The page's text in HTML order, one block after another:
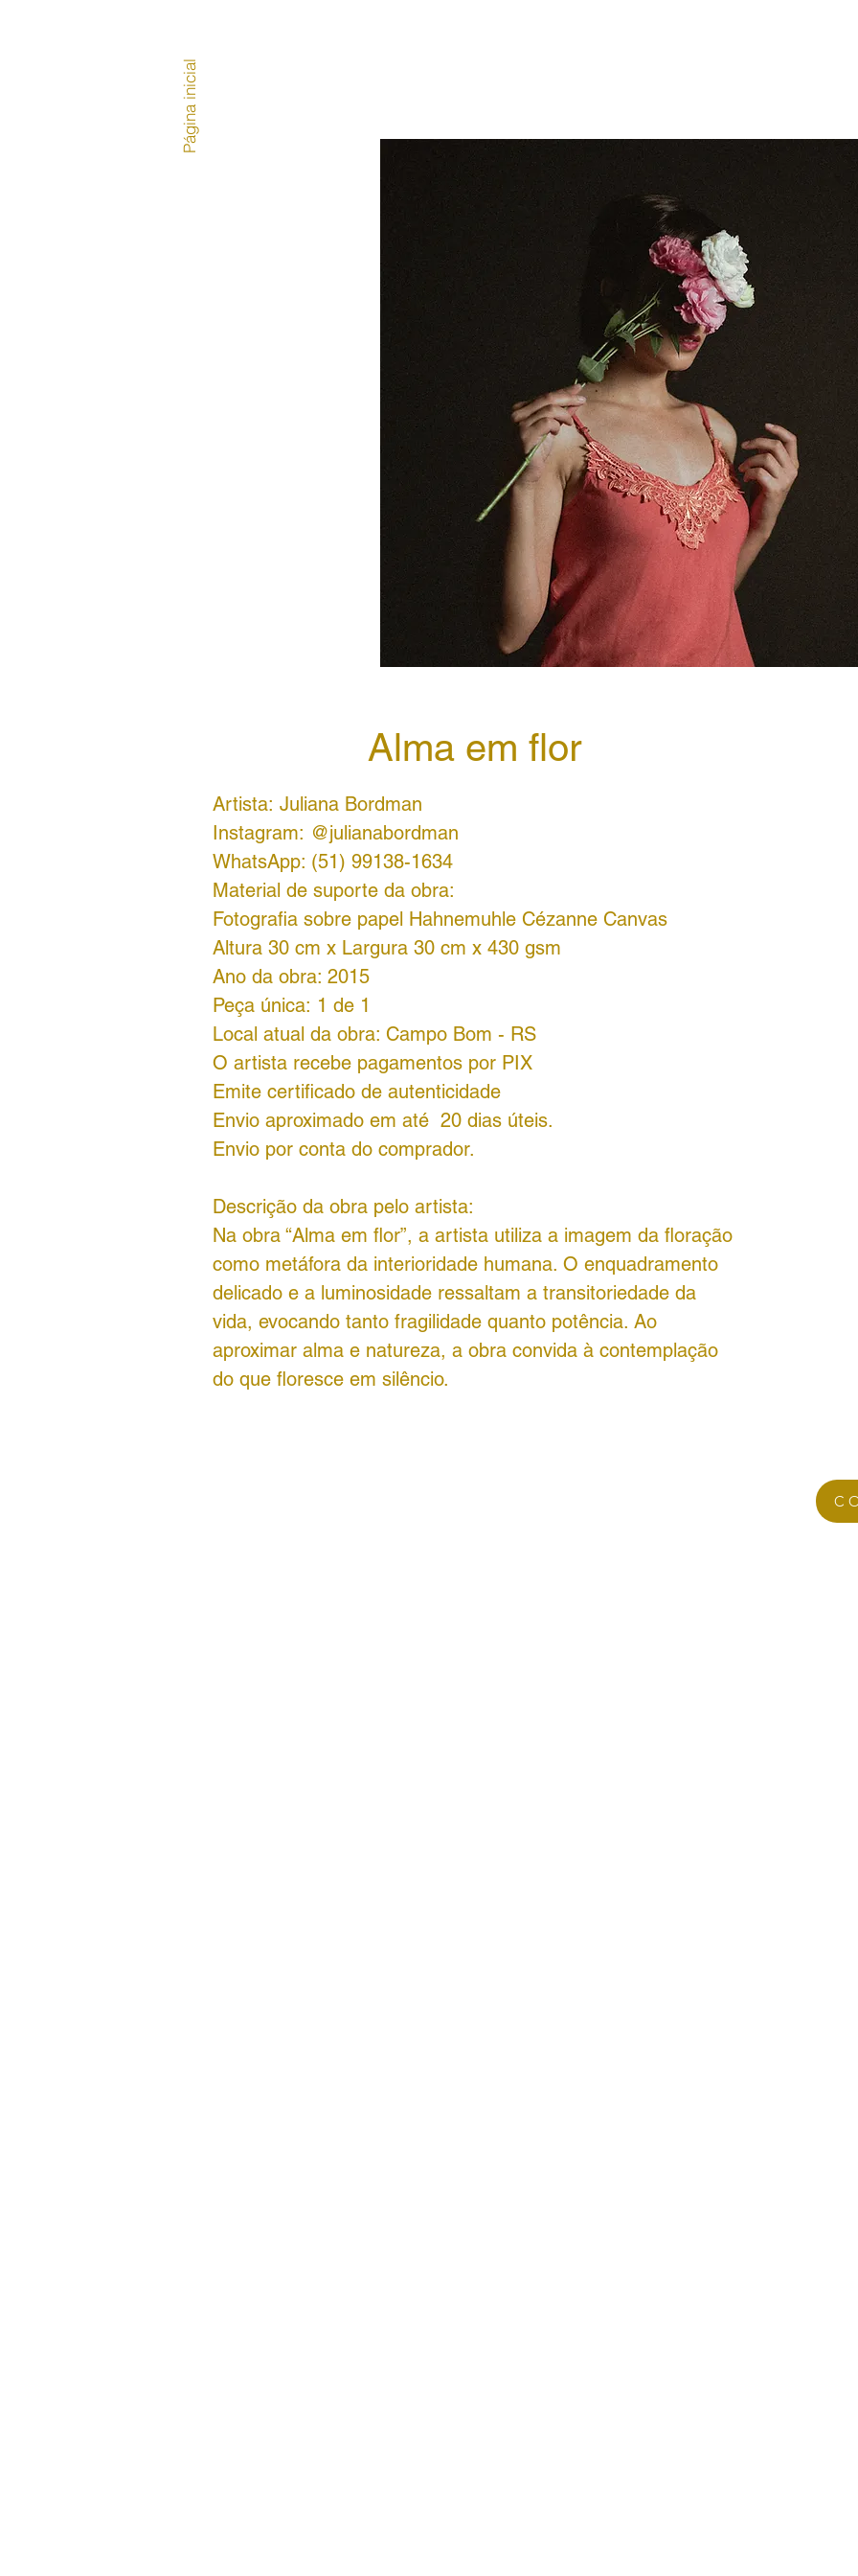
Alma em flor
Artista: Juliana Bordman
Instagram: @julianabordman
WhatsApp: (51) 99138-1634
Material de suporte da obra:
Fotografia sobre papel Hahnemuhle Cézanne Canvas
Altura 30 cm x Largura 30 cm x 430 gsm
Ano da obra: 2015
Peça única: 1 de 1
Local atual da obra: Campo Bom - RS
O artista recebe pagamentos por PIX
Emite certificado de autenticidade
Envio aproximado em até 20 dias úteis.
Envio por conta do comprador.
Descrição da obra pelo artista:
Na obra “Alma em flor”, a artista utiliza a imagem da floração
como metáfora da interioridade humana. O enquadramento
delicado e a luminosidade ressaltam a transitoriedade da
vida, evocando tanto fragilidade quanto potência. Ao
aproximar alma e natureza, a obra convida à contemplação
do que floresce em silêncio.
Página inicial